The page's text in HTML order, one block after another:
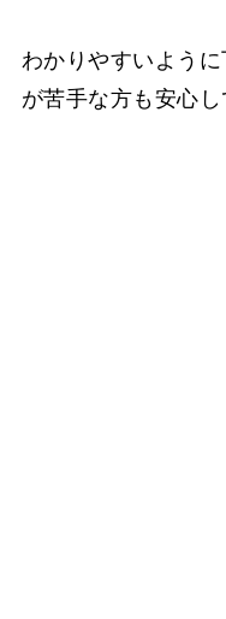
わかりやすいよう
が苦手な方も安心